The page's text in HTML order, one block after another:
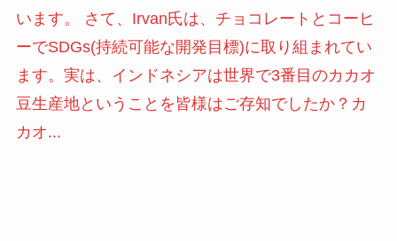
います。 さて、Irvan氏は、チョコレートとコーヒ
ーでSDGs(持続可能な開発目標)に取り組まれてい
ます。実は、インドネシアは世界で3番目のカカオ
豆生産地ということを皆様はご存知でしたか？カ
カオ...